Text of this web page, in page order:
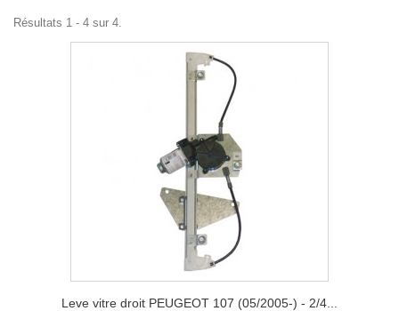
Résultats 1 - 4 sur 4.
Leve vitre droit PEUGEOT 107 (05/2005-) - 2/4...